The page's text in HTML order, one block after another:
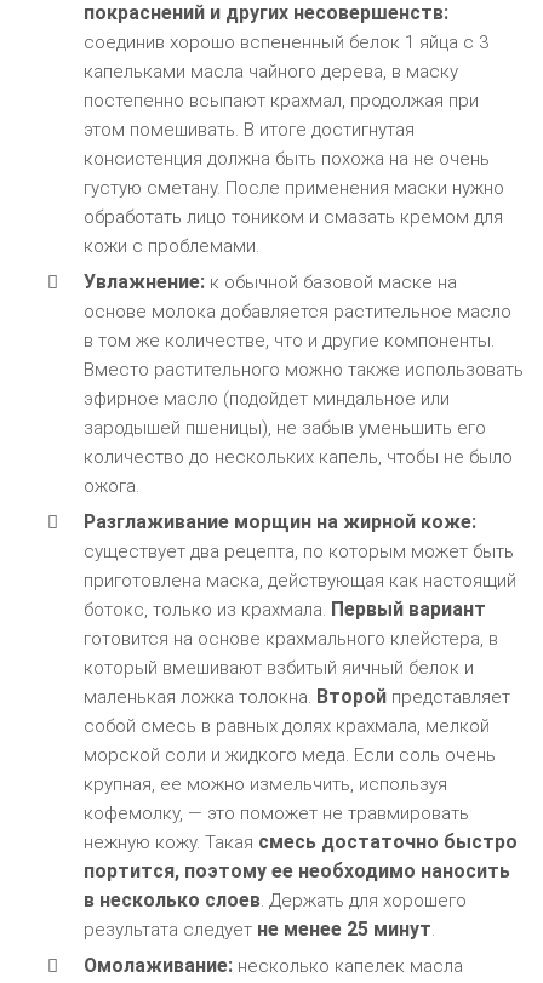
покраснений и других несовершенств:
соединив хорошо вспененный белок 1 яйца с 3
капельками масла чайного дерева, в маску
постепенно всыпают крахмал, продолжая при
этом помешивать. В итоге достигнутая
консистенция должна быть похожа на не очень
густую сметану. После применения маски нужно
обработать лицо тоником и смазать кремом для
кожи с проблемами.
Увлажнение:к обычной базовой маске на
основе молока добавляется растительное масло
в том же количестве, что и другие компоненты.
Вместо растительного можно также использовать
эфирное масло (подойдет миндальное или
зародышей пшеницы), не забыв уменьшить его
количество до нескольких капель, чтобы не было
ожога.
Разглаживание морщин на жирной коже:
существует два рецепта, по которым может быть
приготовлена маска, действующая как настоящий
ботокс, только из крахмала. Первый вариант
готовится на основе крахмального клейстера, в
который вмешивают взбитый яичный белок и
маленькая ложка толокна. Второйпредставляет
собой смесь в равных долях крахмала, мелкой
морской соли и жидкого меда. Если соль очень
крупная, ее можно измельчить, используя
кофемолку, — это поможет не травмировать
нежную кожу. Такая смесь достаточно быстро
портится, поэтому ее необходимо наносить
в несколько слоев. Держать для хорошего
результата следует не менее 25 минут.
Омолаживание:несколько капелек масла